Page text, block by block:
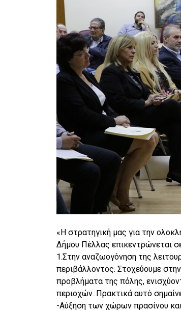
«H στρατηγική μας για την
Δήμου Πέλλας επικεντρώνεται
1.Στην αναζωογόνηση της
περιβάλλοντος. Στοχεύουμε
προβλήματα της πόλης,
περιοχών. Πρακτικά αυτό
-Αύξηση των χώρων πρασίνου